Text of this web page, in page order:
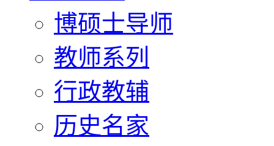
博硕士导师
教师系列
行政教辅
历史名家